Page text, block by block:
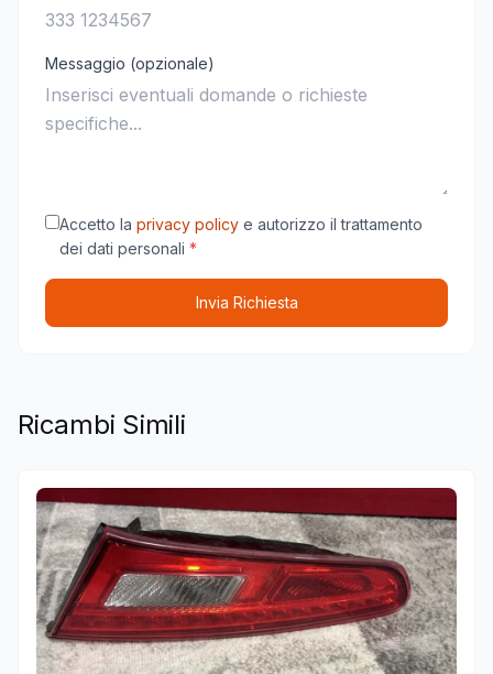
Messaggio (opzionale)
Accetto la privacy policy e autorizzo il trattamento
dei dati personali *
Invia Richiesta
Ricambi Simili